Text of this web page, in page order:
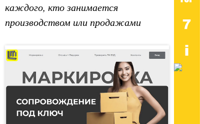
каждого, кто занимается
производством или продажами